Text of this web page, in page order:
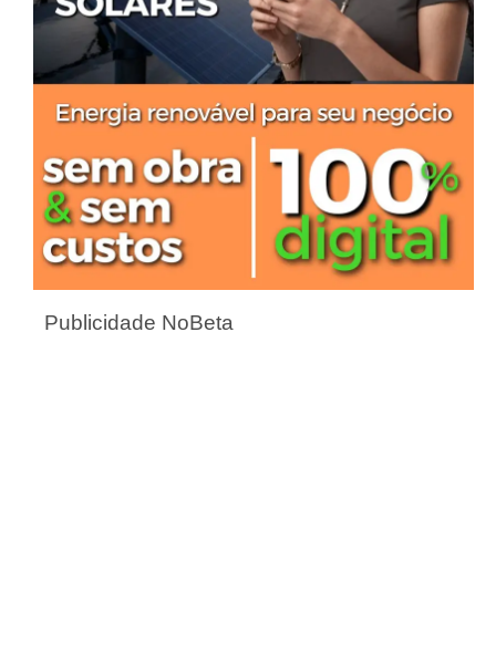
Publicidade NoBeta